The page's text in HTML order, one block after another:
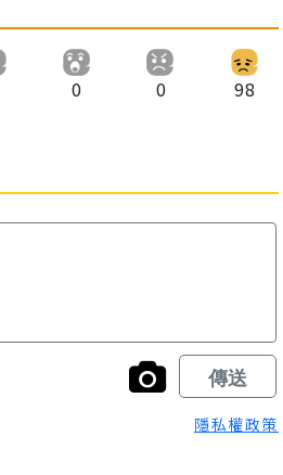
0 0 98
隱私權政策